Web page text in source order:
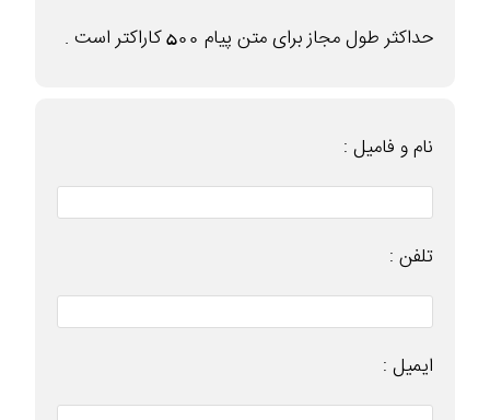
حداکثر طول مجاز برای متن پیام 500 کاراکتر است .
نام و فامیل :
تلفن :
ایمیل :